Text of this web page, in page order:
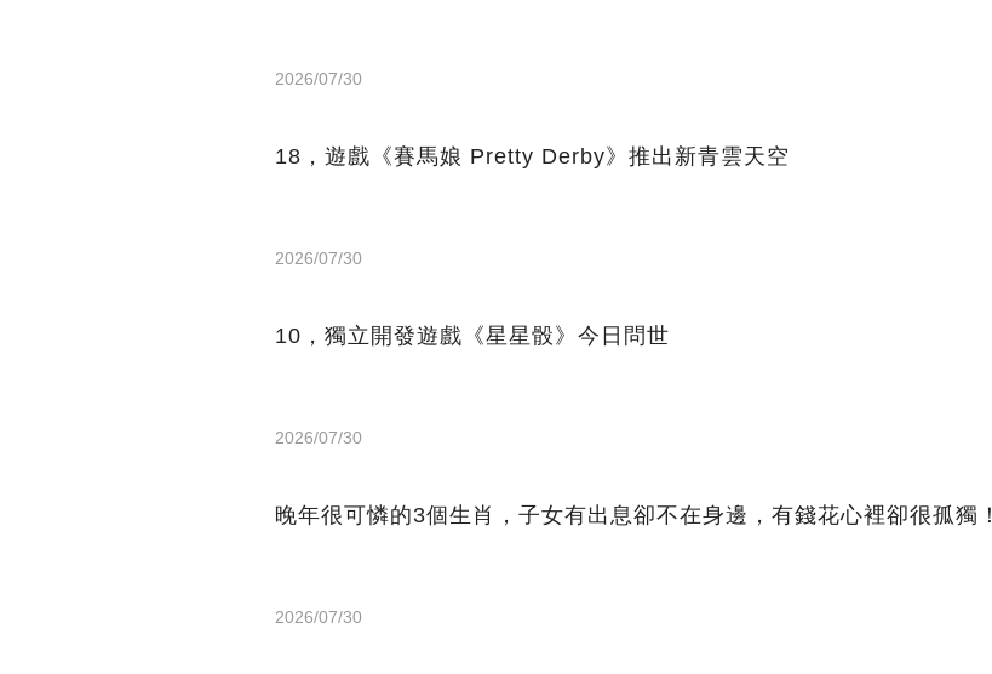
2026/07/30
18，遊戲《賽馬娘 Pretty Derby》推出新青雲天空
2026/07/30
10，獨立開發遊戲《星星骰》今日問世
2026/07/30
晚年很可憐的3個生肖，子女有出息卻不在身邊，有錢花心裡卻很孤獨！
2026/07/30